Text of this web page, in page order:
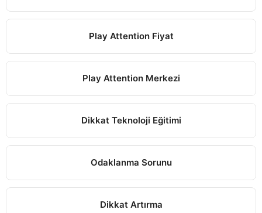
Play Attention Fiyat
Play Attention Merkezi
Dikkat Teknoloji Eğitimi
Odaklanma Sorunu
Dikkat Artırma